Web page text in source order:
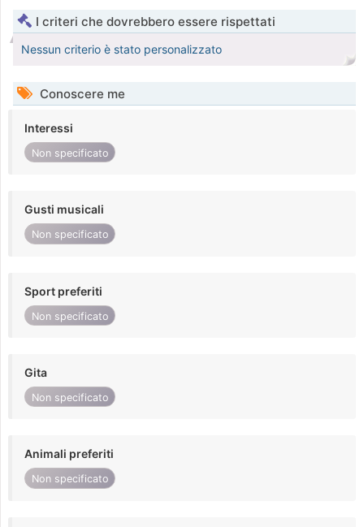
I criteri che dovrebbero essere rispettati
Nessun criterio è stato personalizzato
Conoscere me
Interessi
Non specificato
Gusti musicali
Non specificato
Sport preferiti
Non specificato
Gita
Non specificato
Animali preferiti
Non specificato